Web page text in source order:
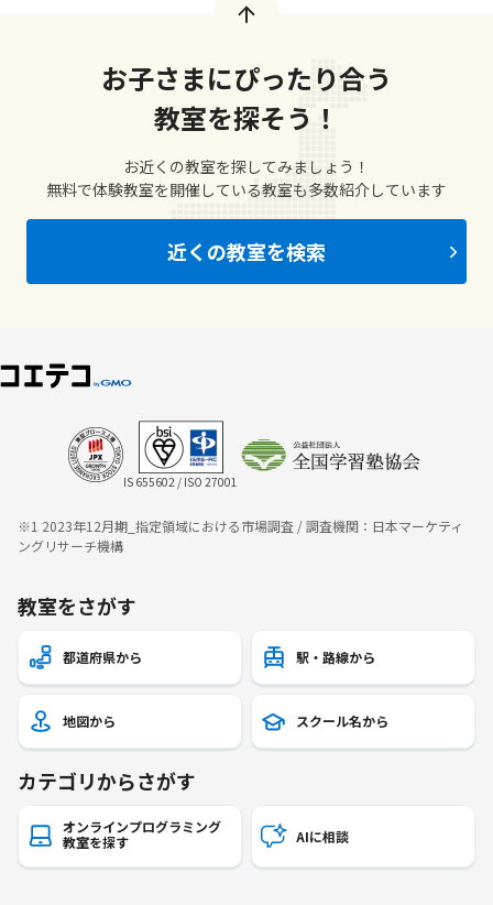
お子さまにぴったり合う
教室を探そう！
お近くの教室を探してみましょう！
無料で体験教室を開催している教室も多数紹介しています
近くの教室を検索
IS 655602 / ISO 27001
※1 2023年12月期_指定領域における市場調査 / 調査機関：日本マーケティ
ングリサーチ機構
教室をさがす
都道府県から 駅・路線から
地図から スクール名から
カテゴリからさがす
オンラインプログラミング
教室を探す
AIに相談